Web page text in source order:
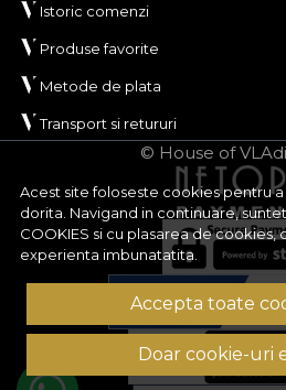
Acest site foloseste cookies pentru
dorita. Navigand in continuare,
COOKIES si cu plasarea de cookies,
experienta imbunatatita.
Accepta toate
Doar cookie-uri
Istoric comenzi
Produse favorite
Metode de plata
Transport si retururi
© House of